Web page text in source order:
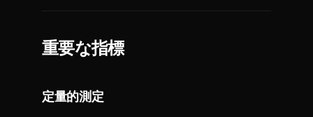
重要な指標
定量的測定